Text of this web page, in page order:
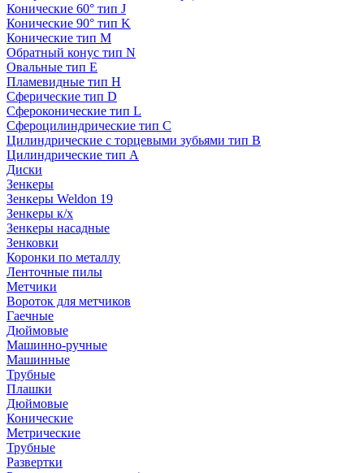
Конические 60° тип J
Конические 90° тип K
Конические тип M
Обратный конус тип N
Овальные тип E
Пламевидные тип H
Сферические тип D
Сфероконические тип L
Сфероцилиндрические тип C
Цилиндрические с торцевыми зубьями тип B
Цилиндрические тип А
Диски
Зенкеры
Зенкеры Weldon 19
Зенкеры к/х
Зенкеры насадные
Зенковки
Коронки по металлу
Ленточные пилы
Метчики
Вороток для метчиков
Гаечные
Дюймовые
Машинно-ручные
Машинные
Трубные
Плашки
Дюймовые
Конические
Метрические
Трубные
Развертки